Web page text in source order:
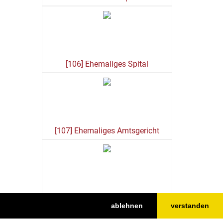
ablehnen verstanden
[106] Ehemaliges Spital
[107] Ehemaliges Amtsgericht